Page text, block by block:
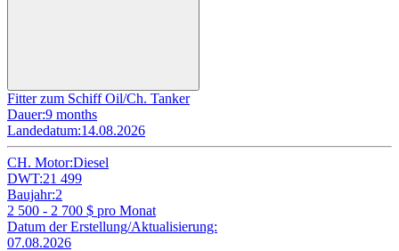
Fitter zum Schiff Oil/Ch. Tanker
Dauer:9 months
Landedatum:14.08.2026
CH. Motor:Diesel
DWT:21 499
Baujahr:2
2 500 - 2 700 $ pro Monat
Datum der Erstellung/Aktualisierung:
07.08.2026